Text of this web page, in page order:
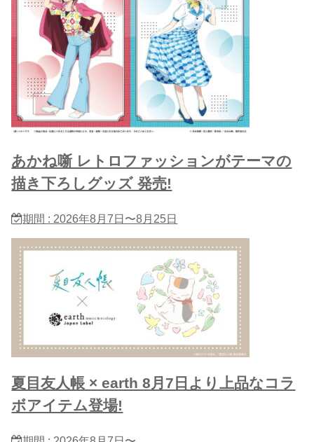
あかね噺 レトロファッションがテーマの
描き下ろしグッズ 発売!
期間 : 2026年8月7日〜8月25日
夏目友人帳 × earth 8月7日より上品なコラ
ボアイテム登場!